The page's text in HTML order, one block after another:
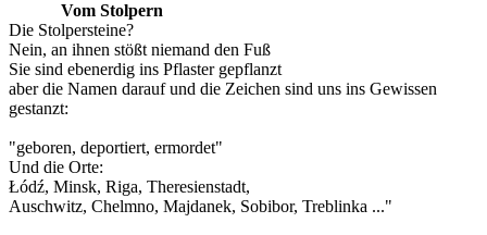
Vom Stolpern
Die Stolpersteine?
Nein, an ihnen stößt niemand den Fuß
Sie sind ebenerdig ins Pflaster gepflanzt
aber die Namen darauf und die Zeichen sind uns ins Gewissen
gestanzt:
"geboren, deportiert, ermordet"
Und die Orte:
Łódź, Minsk, Riga, Theresienstadt,
Auschwitz, Chelmno, Majdanek, Sobibor, Treblinka ..."